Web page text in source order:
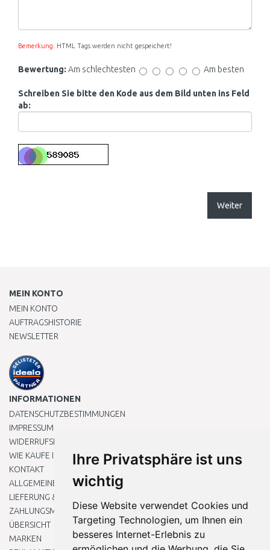
Ihre Privatsphäre ist uns
wichtig
Diese Website verwendet Cookies und
Targeting Technologien, um Ihnen ein
besseres Internet-Erlebnis zu
Bemerkung: HTML Tags werden nicht gespeichert!
Bewertung: Am schlechtesten Am besten
Schreiben Sie bitte den Kode aus dem Bild unten ins Feld
ab:
Weiter
MEIN KONTO
MEIN KONTO
AUFTRAGSHISTORIE
NEWSLETTER
INFORMATIONEN
DATENSCHUTZBESTIMMUNGEN
IMPRESSUM
WIDERRUFSRECHT
WIE KAUFE ICH EIN?
KONTAKT
ALLGEMEINEN GESCHÄFTSBEDINGUNGEN
LIEFERUNG & ZAHLUNG
ZAHLUNGSMETHODEN
ÜBERSICHT
MARKEN